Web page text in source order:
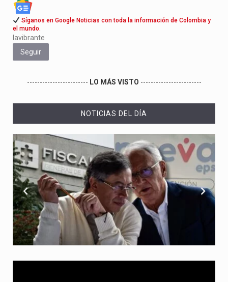
Síganos en Google Noticias con toda la información de Colombia y
el mundo.
lavibrante
Seguir
------------------------ LO MÁS VISTO ------------------------
NOTICIAS DEL DÍA